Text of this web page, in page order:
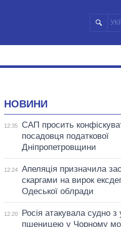
НОВИНИ
12:35
САП просить
посадовця податкової
Дніпропетровщини
12:24
Апеляція призначила
скаргами на вирок
Одеської облради
12:20
Росія атакувала судно з
пшеницею у Чорному